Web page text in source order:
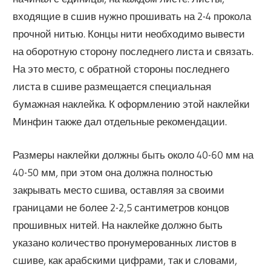
входящие в сшив нужно прошивать на 2-4 прокола
прочной нитью. Концы нити необходимо вывести
на оборотную сторону последнего листа и связать.
На это место, с обратной стороны последнего
листа в сшиве размещается специальная
бумажная наклейка. К оформлению этой наклейки
Минфин также дал отдельные рекомендации.
Размеры наклейки должны быть около 40-60 мм на
40-50 мм, при этом она должна полностью
закрывать место сшива, оставляя за своими
границами не более 2-2,5 сантиметров концов
прошивных нитей. На наклейке должно быть
указано количество пронумерованных листов в
сшиве, как арабскими цифрами, так и словами,